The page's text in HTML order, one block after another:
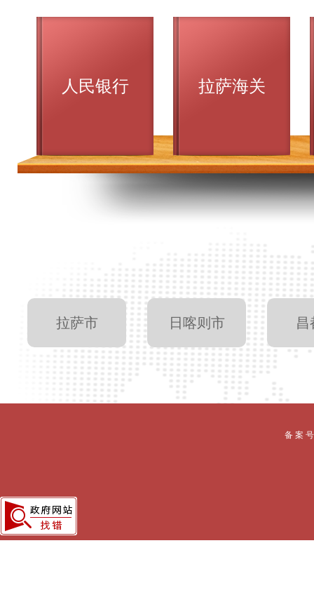
人民银行 拉萨海关
拉萨市 日喀则市 昌
备 案